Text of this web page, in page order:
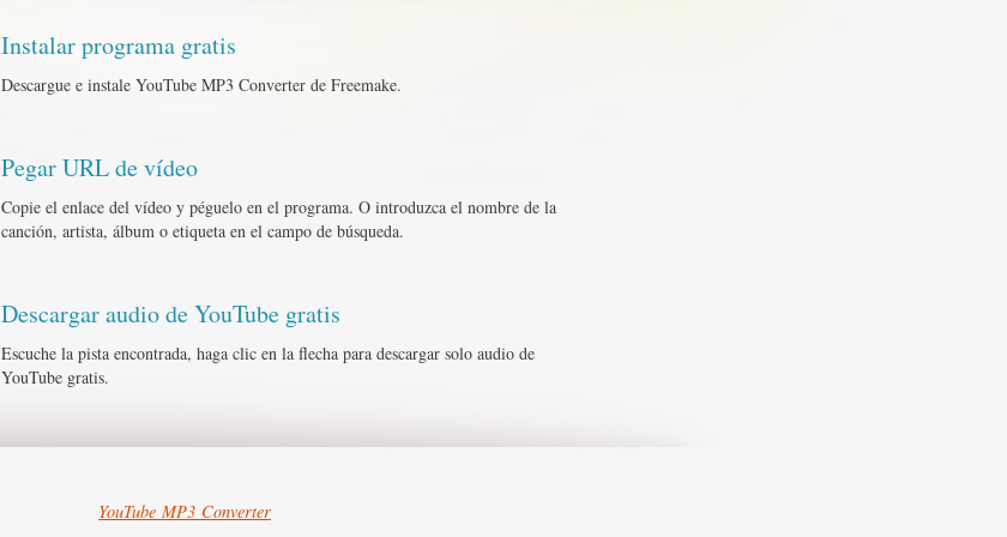
Instalar programa gratis
Descargue e instale YouTube MP3 Converter de Freemake.
Pegar URL de vídeo
Copie el enlace del vídeo y péguelo en el programa. O introduzca el nombre de la
canción, artista, álbum o etiqueta en el campo de búsqueda.
Descargar audio de YouTube gratis
Escuche la pista encontrada, haga clic en la flecha para descargar solo audio de
YouTube gratis.
YouTube MP3 Converter